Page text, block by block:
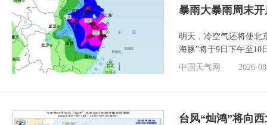
暴雨大暴雨周末开
明天，冷空气还将使北
海豚”将于9日下午至10
中国天气网
2026-
台风“灿鸿”将向